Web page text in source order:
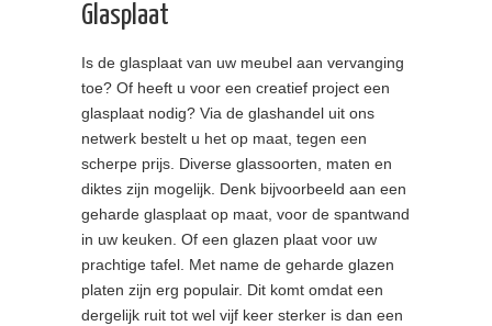
Glasplaat
Is de glasplaat van uw meubel aan vervanging
toe? Of heeft u voor een creatief project een
glasplaat nodig? Via de glashandel uit ons
netwerk bestelt u het op maat, tegen een
scherpe prijs. Diverse glassoorten, maten en
diktes zijn mogelijk. Denk bijvoorbeeld aan een
geharde glasplaat op maat, voor de spantwand
in uw keuken. Of een glazen plaat voor uw
prachtige tafel. Met name de geharde glazen
platen zijn erg populair. Dit komt omdat een
dergelijk ruit tot wel vijf keer sterker is dan een